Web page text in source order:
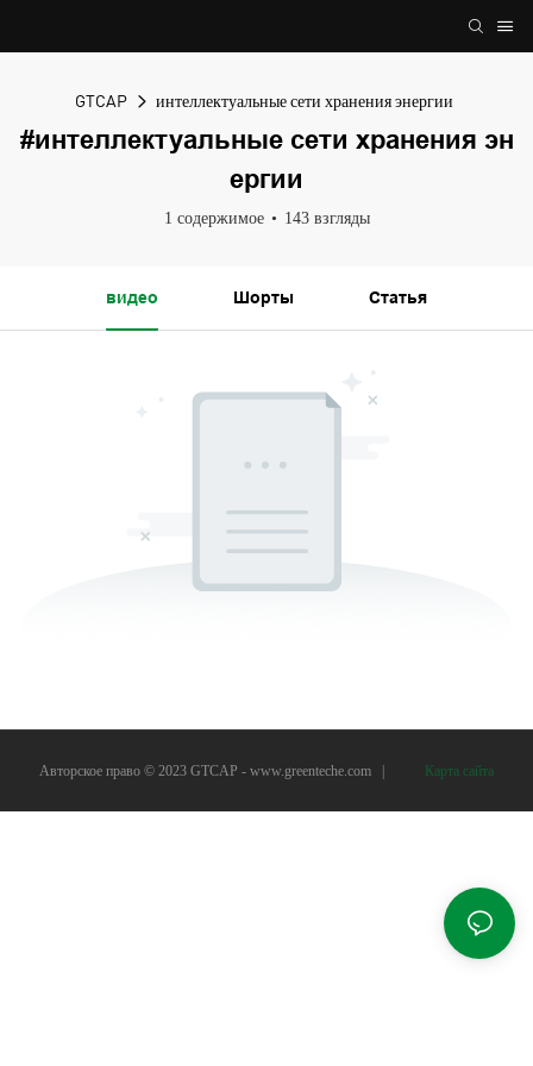
GTCAP интеллектуальные сети хранения энергии
#интеллектуальные сети хранения эн
ергии
1 содержимое 143 взгляды
видео Шорты Статья
Авторское право © 2023 GTCAP - www.greenteche.com | Карта сайта